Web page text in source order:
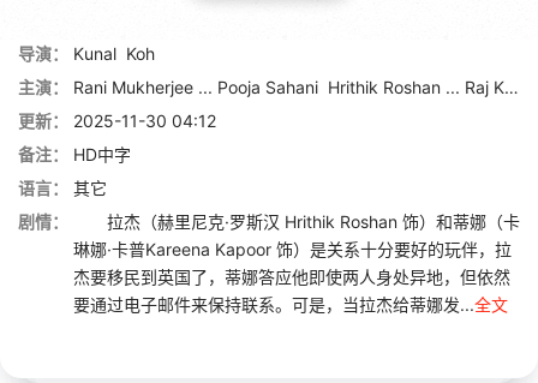
导演： Kunal Koh
主演：
Rani Mukherjee ... Pooja Sahani Hrithik Roshan ... Raj Khanna
更新：
2025-11-30 04:12
备注：
HD中字
语言：
其它
剧情：
拉杰（赫里尼克·罗斯汉 Hrithik Roshan 饰）和蒂娜（卡
琳娜·卡普Kareena Kapoor 饰）是关系十分要好的玩伴，拉
杰要移民到英国了，蒂娜答应他即使两人身处异地，但依然
要通过电子邮件来保持联系。可是，当拉杰给蒂娜发...全文